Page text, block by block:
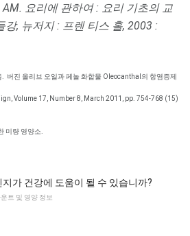
AM. 요리에 관하여 : 요리 기초의 교
강, 뉴저지 : 프렌 티스 홀, 2003 :
버진 올리브 오일과 페놀 화합물 Oleocanthal의 항염증제
Volume 17, Number 8, March 2011, pp. 754-768 (15)
미량 영양소.
지가 건강에 도움이 될 수 있습니까?
트 및 영양 정보